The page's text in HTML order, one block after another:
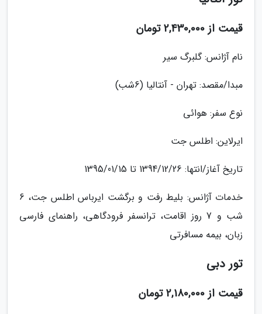
قیمت از 2,430,000 تومان
نام آژانس: گلبرگ سیر
مبدا/مقصد: تهران - آنتالیا (6شب)
نوع سفر: هوائی
ایرلاین: اطلس جت
تاریخ آغاز/انتها: 1394/12/26 تا 1395/01/15
خدمات آژانس: بلیط رفت و برگشت ایرباس اطلس جت، 6
شب و 7 روز اقامت، ترانسفر فرودگاهی، راهنمای فارسی
زبان، بیمه مسافرتی
تور دبی
قیمت از 2,180,000 تومان